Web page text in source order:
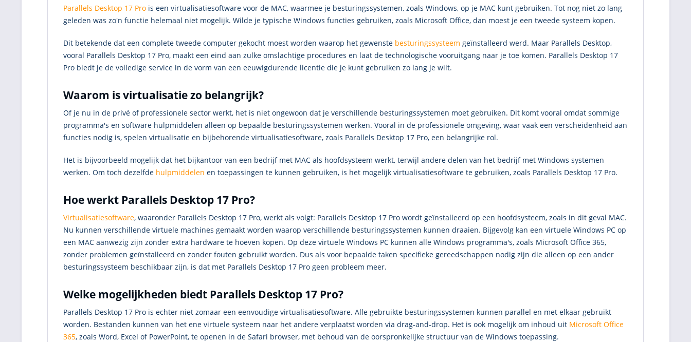
Parallels Desktop 17 Pro is een virtualisatiesoftware voor de MAC, waarmee je besturingssystemen, zoals Windows, op je MAC kunt gebruiken. Tot nog niet zo lang
geleden was zo'n functie helemaal niet mogelijk. Wilde je typische Windows functies gebruiken, zoals Microsoft Office, dan moest je een tweede systeem kopen.
Dit betekende dat een complete tweede computer gekocht moest worden waarop het gewenste besturingssysteem geïnstalleerd werd. Maar Parallels Desktop,
vooral Parallels Desktop 17 Pro, maakt een eind aan zulke omslachtige procedures en laat de technologische vooruitgang naar je toe komen. Parallels Desktop 17
Pro biedt je de volledige service in de vorm van een eeuwigdurende licentie die je kunt gebruiken zo lang je wilt.
Waarom is virtualisatie zo belangrijk?
Of je nu in de privé of professionele sector werkt, het is niet ongewoon dat je verschillende besturingssystemen moet gebruiken. Dit komt vooral omdat sommige
programma's en software hulpmiddelen alleen op bepaalde besturingssystemen werken. Vooral in de professionele omgeving, waar vaak een verscheidenheid aan
functies nodig is, spelen virtualisatie en bijbehorende virtualisatiesoftware, zoals Parallels Desktop 17 Pro, een belangrijke rol.
Het is bijvoorbeeld mogelijk dat het bijkantoor van een bedrijf met MAC als hoofdsysteem werkt, terwijl andere delen van het bedrijf met Windows systemen
werken. Om toch dezelfde hulpmiddelen en toepassingen te kunnen gebruiken, is het mogelijk virtualisatiesoftware te gebruiken, zoals Parallels Desktop 17 Pro.
Hoe werkt Parallels Desktop 17 Pro?
Virtualisatiesoftware, waaronder Parallels Desktop 17 Pro, werkt als volgt: Parallels Desktop 17 Pro wordt geïnstalleerd op een hoofdsysteem, zoals in dit geval MAC.
Nu kunnen verschillende virtuele machines gemaakt worden waarop verschillende besturingssystemen kunnen draaien. Bijgevolg kan een virtuele Windows PC op
een MAC aanwezig zijn zonder extra hardware te hoeven kopen. Op deze virtuele Windows PC kunnen alle Windows programma's, zoals Microsoft Office 365,
zonder problemen geïnstalleerd en zonder fouten gebruikt worden. Dus als voor bepaalde taken specifieke gereedschappen nodig zijn die alleen op een ander
besturingssysteem beschikbaar zijn, is dat met Parallels Desktop 17 Pro geen probleem meer.
Welke mogelijkheden biedt Parallels Desktop 17 Pro?
Parallels Desktop 17 Pro is echter niet zomaar een eenvoudige virtualisatiesoftware. Alle gebruikte besturingssystemen kunnen parallel en met elkaar gebruikt
worden. Bestanden kunnen van het ene virtuele systeem naar het andere verplaatst worden via drag-and-drop. Het is ook mogelijk om inhoud uit Microsoft Office
365, zoals Word, Excel of PowerPoint, te openen in de Safari browser, met behoud van de oorspronkelijke structuur van de Windows toepassing.